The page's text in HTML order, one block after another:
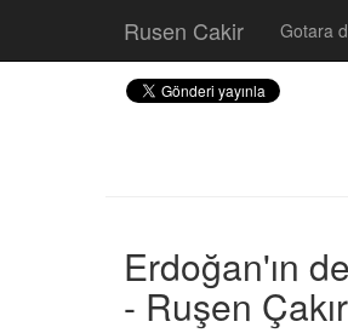
Rusen Cakir Gotara
Erdoğan'ın
- Ruşen Çakır